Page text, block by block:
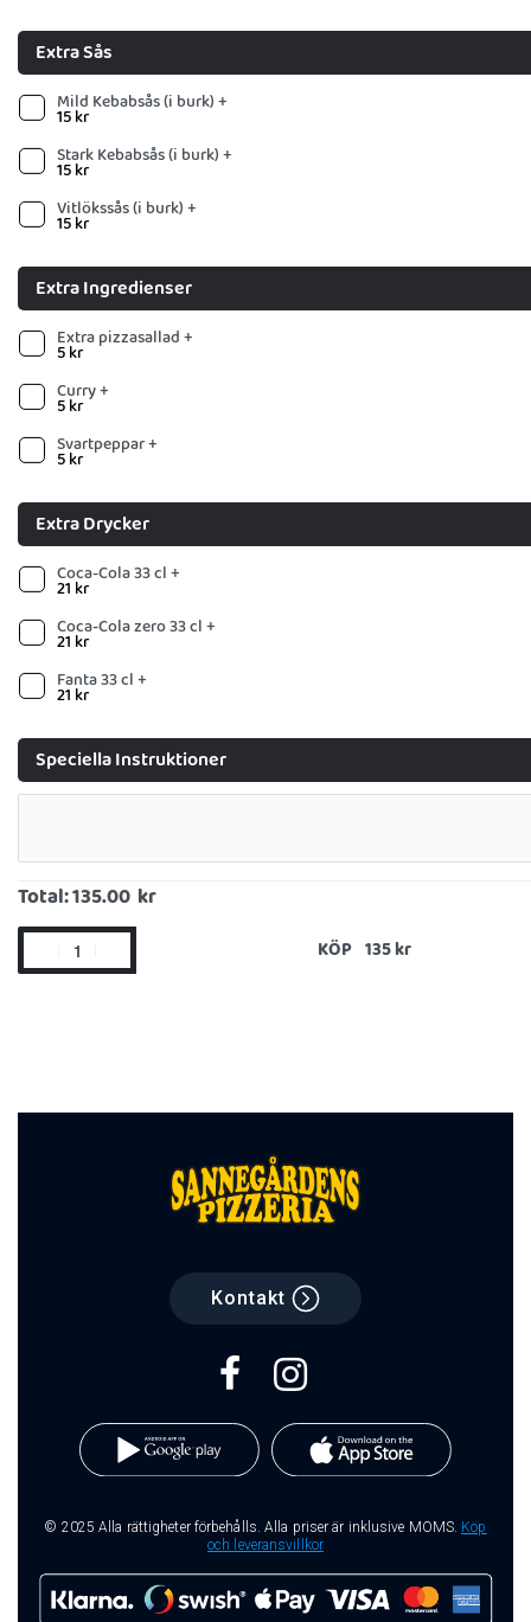
Extra Sås
Mild Kebabsås (i burk) +
15kr
Stark Kebabsås (i burk) +
15kr
Vitlökssås (i burk) +
15kr
Extra Ingredienser
Extra pizzasallad +
5kr
Curry +
5kr
Svartpeppar +
5kr
Extra Drycker
Coca-Cola 33 cl +
21 kr
Coca-Cola zero 33 cl +
21 kr
Fanta 33 cl +
21 kr
Speciella Instruktioner
Total:135.00 kr
KÖP
Kontakt
© 2025 Alla rättigheter förbehålls. Alla priser är inklusive MOMS. Köp
och leveransvillkor